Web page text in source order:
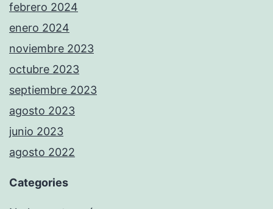
febrero 2024
enero 2024
noviembre 2023
octubre 2023
septiembre 2023
agosto 2023
junio 2023
agosto 2022
Categories